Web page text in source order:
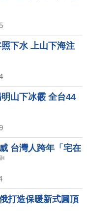
下水 上山下海注
山下冰霰 全台44
台灣人跨年「宅在
打造保暖新式圓頂